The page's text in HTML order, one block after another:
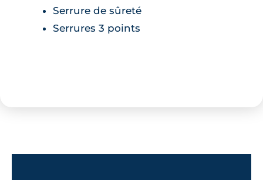
Serrure de sûreté
Serrures 3 points